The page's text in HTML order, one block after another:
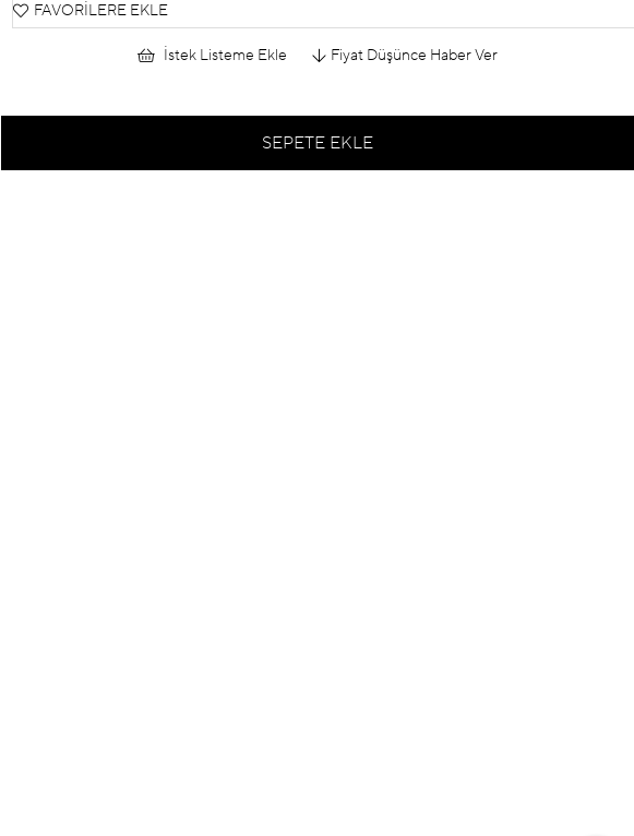
FAVORILERE EKLE
İstek Listeme Ekle Fiyat Düşünce Haber Ver